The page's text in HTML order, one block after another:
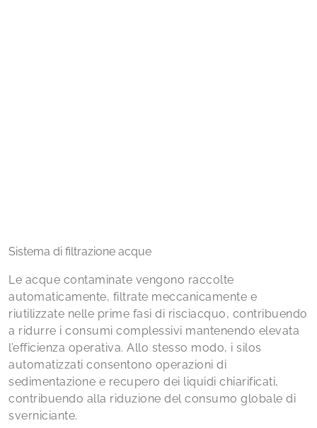
Sistema di filtrazione acque
Le acque contaminate vengono raccolte
automaticamente, filtrate meccanicamente e
riutilizzate nelle prime fasi di risciacquo, contribuendo
a ridurre i consumi complessivi mantenendo elevata
l’efficienza operativa. Allo stesso modo, i silos
automatizzati consentono operazioni di
sedimentazione e recupero dei liquidi chiarificati,
contribuendo alla riduzione del consumo globale di
sverniciante.